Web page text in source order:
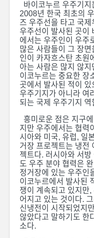
바이코누르 우주기
2008년 한국 최초의
즈 우주선을 타고 국
우주선이 발사된 곳이
에서는 우주인이 우주
많은 사람들이 그 장
인이 카자흐스탄 초원
아는 사람은 많지 않
이코누르는 중요한 장
곳에서 발사된 적이
우주기지가 아니라 여
되는 국제 우주기지 역
흥미로운 점은 지구
지만 우주에서는 협력
시아와 미국, 유럽, 일
거장 프로젝트는 냉전
젝트다. 러시아와 서
도 우주 분야 협력은
정거장에 있는 우주인
이코누르에서 발사된
쟁이 계속되고 있지만
어지고 있는 것이다.
신냉전이 시작되었지
않았다고 말하기도 한
소다.